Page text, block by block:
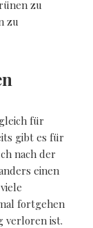
zu
zu
für
gibt es für
nach der
einen
fortgehen
verloren ist.